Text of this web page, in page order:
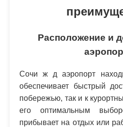
Расположение и
Сочи ж д аэропорт
обеспечивает быстрый
побережью, так и к
его оптимальным
прибывает на отдых или